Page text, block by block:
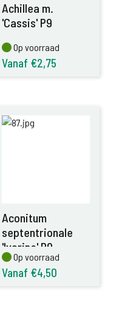
Achillea m.
'Cassis' P9
Op voorraad
Op voorraad
Vanaf €2,75
Aconitum
septentrionale
'Ivorine' P9
Op voorraad
Op voorraad
Vanaf €4,50